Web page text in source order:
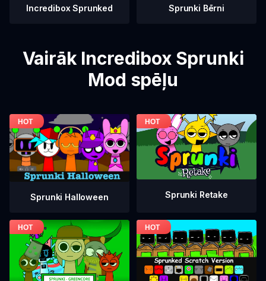
Incredibox Sprunked Sprunki Bērni
Vairāk Incredibox Sprunki
Mod spēļu
Sprunki Halloween Sprunki Retake